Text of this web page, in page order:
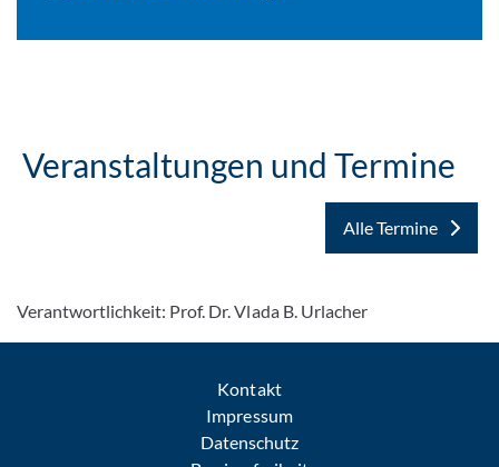
Veranstaltungen und Termine
Alle Termine
Verantwortlichkeit: Prof. Dr. Vlada B. Urlacher
Kontakt
Impressum
Datenschutz